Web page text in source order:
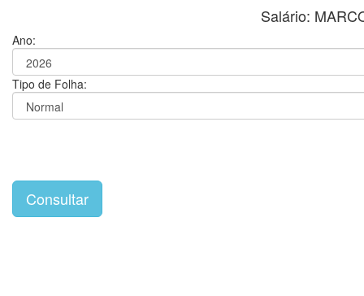
Salário:
Ano:
Tipo de Folha: